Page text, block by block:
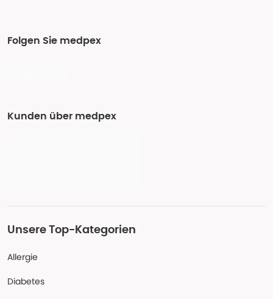
Folgen Sie medpex
Kunden über medpex
Unsere Top-Kategorien
Allergie
Diabetes